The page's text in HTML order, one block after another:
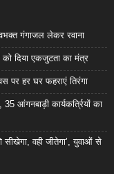
गंगाजल लेकर रवाना
दिया एकजुटता का मंत्र
पर हर घर फहराएं तिरंगा
आंगनबाड़ी कार्यकर्त्रियों का
सीखेगा, वही जीतेगा’, युवाओं से